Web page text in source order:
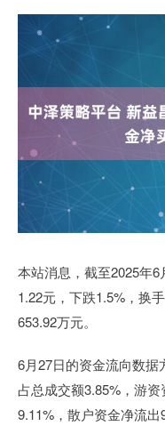
本站消息，截至2025年
1.22元，下跌1.5%，换
653.92万元。
6月27日的资金流向数据
占总成交额3.85%，游
9.11%，散户资金净流出